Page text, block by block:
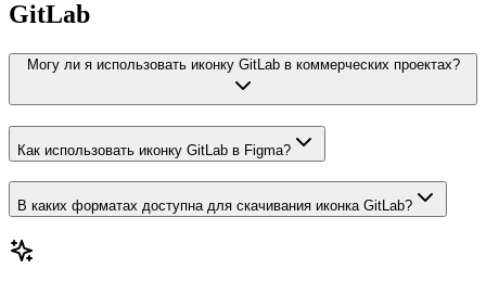
GitLab
Могу ли я использовать иконку GitLab в коммерческих проектах?
Как использовать иконку GitLab в Figma?
В каких форматах доступна для скачивания иконка GitLab?